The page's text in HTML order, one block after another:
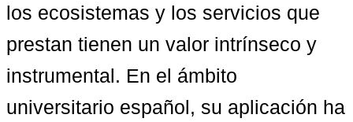
los ecosistemas y los servicios que
prestan tienen un valor intrínseco y
instrumental. En el ámbito
universitario español, su aplicación ha